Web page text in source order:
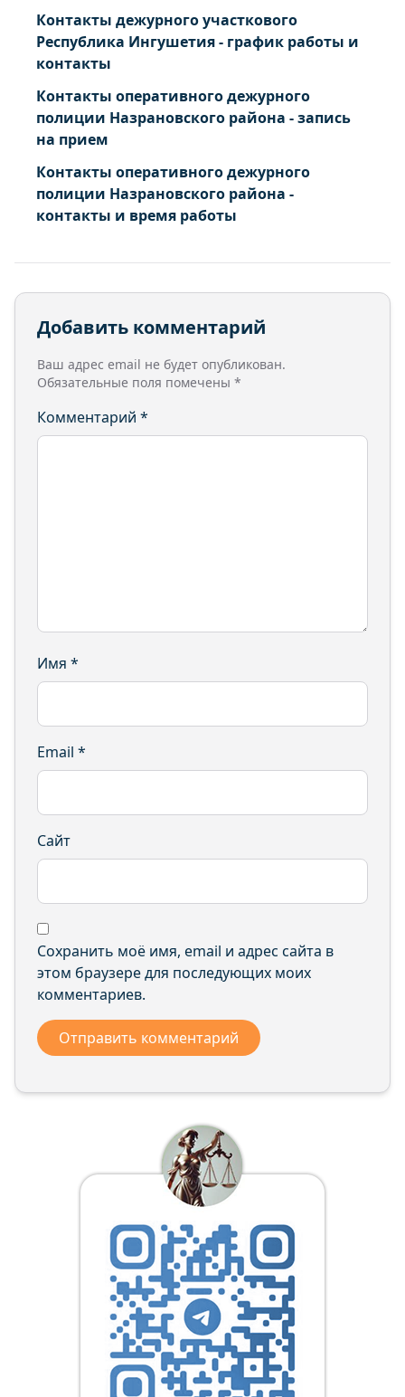
Контакты дежурного участкового
Республика Ингушетия - график работы и
контакты
Контакты оперативного дежурного
полиции Назрановского района - запись
на прием
Контакты оперативного дежурного
полиции Назрановского района -
контакты и время работы
Добавить комментарий
Ваш адрес email не будет опубликован.
Обязательные поля помечены *
Комментарий *
Имя *
Email *
Сайт
Сохранить моё имя, email и адрес сайта в
этом браузере для последующих моих
комментариев.